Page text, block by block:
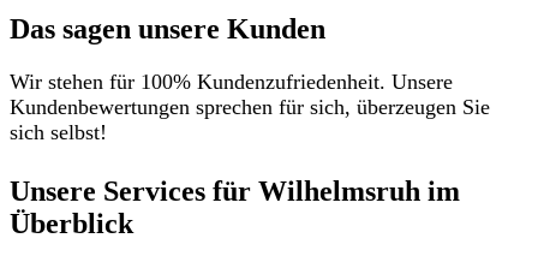
Das sagen unsere Kunden
Wir stehen für 100% Kundenzufriedenheit. Unsere
Kundenbewertungen sprechen für sich, überzeugen Sie
sich selbst!
Unsere Services für Wilhelmsruh im
Überblick​